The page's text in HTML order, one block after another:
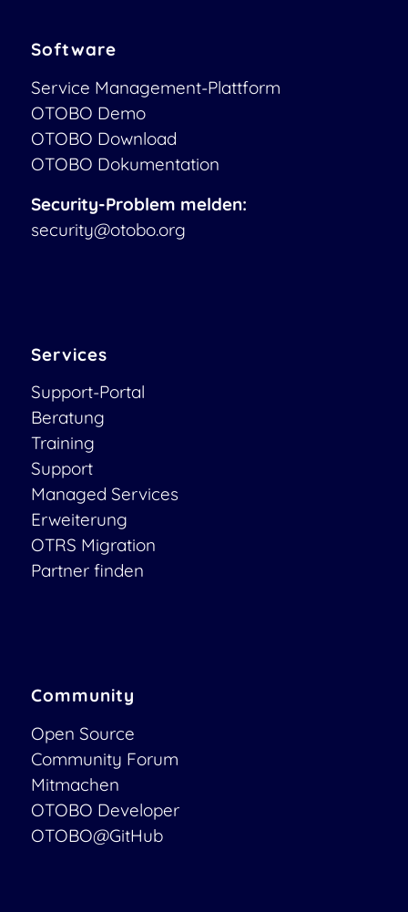
Software
Service Management-Plattform
OTOBO Demo
OTOBO Download
OTOBO Dokumentation
Security-Problem melden:
security@otobo.org
Services
Support-Portal
Beratung
Training
Support
Managed Services
Erweiterung
OTRS Migration
Partner finden
Community
Open Source
Community Forum
Mitmachen
OTOBO Developer
OTOBO@GitHub